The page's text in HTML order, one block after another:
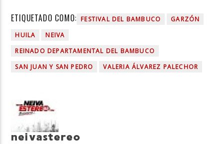
ETIQUETADO COMO: FESTIVAL DEL BAMBUCO
GARZÓN
HUILA
NEIVA
REINADO DEPARTAMENTAL DEL BAMBUCO
SAN JUAN Y SAN PEDRO
VALERIA ÁLVAREZ PALECHOR
neivastereo